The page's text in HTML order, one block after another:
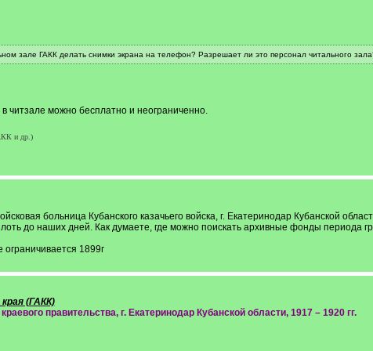
зале ГАКК делать снимки экрана на телефон? Разрешает ли это персонал читального
читзале можно бесплатно и неограниченно.
и др.)
больница Кубанского казачьего войска, г. Екатеринодар Кубанской
до наших дней. Как думаете, где можно поискать архивные фонды периода
1899г
(ГАКК)
правительства, г. Екатеринодар Кубанской области, 1917 – 1920 гг.